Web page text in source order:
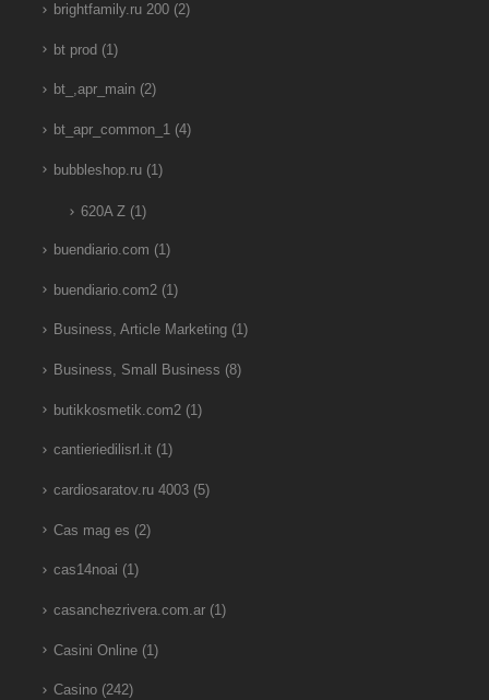
brightfamily.ru 200(2)
bt prod (1)
bt_,apr_main(2)
bt_apr_common_1(4)
bubbleshop.ru(1)
620A Z(1)
buendiario.com (1)
buendiario.com2(1)
Business, Article Marketing(1)
Business, Small Business (8)
butikkosmetik.com2(1)
cantieriedilisrl.it(1)
cardiosaratov.ru 4003(5)
Cas mag es (2)
cas14noai (1)
casanchezrivera.com.ar(1)
Casini Online(1)
Casino(242)